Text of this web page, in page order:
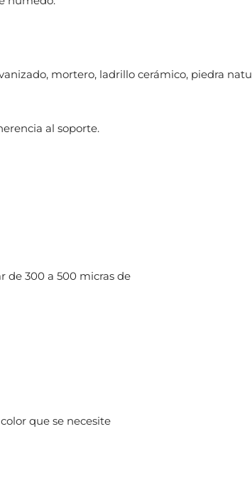
mortero, ladrillo cerámico, piedra
al soporte.
de 300 a 500 micras de
que se necesite